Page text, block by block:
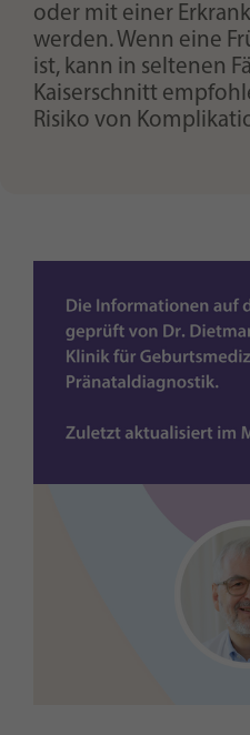
oder mit einer
werden. Wenn eine
ist, kann in seltenen
Kaiserschnitt
Risiko von